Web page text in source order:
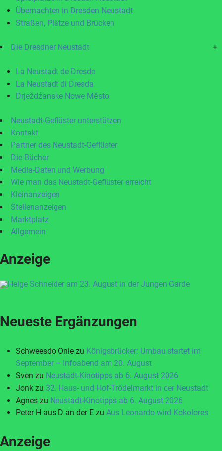
Übernachten in Dresden Neustadt
Straßen, Plätze und Brücken
Die Dresdner Neustadt +
La Neustadt de Dresde
La Neustadt di Dresda
Drježdźanske Nowe Město
Neustadt-Geflüster unterstützen
Kontakt
Partner des Neustadt-Geflüster
Die Bücher
Media-Daten und Werbung
Wie man das Neustadt-Geflüster erreicht
Kleinanzeigen
Stellenanzeigen
Marktplatz
Allgemein
Anzeige
Neueste Ergänzungen
Schweesdo Onie zu Königsbrücker: Umbau startet im
September – Infoabend am 20. August
Sven zu Neustadt-Kinotipps ab 6. August 2026
Jonk zu 32. Haus- und Hof-Trödelmarkt in der Neustadt
Agnes zu Neustadt-Kinotipps ab 6. August 2026
Peter H aus D an der E zu Aus Leonardo wird Kokolores
Anzeige